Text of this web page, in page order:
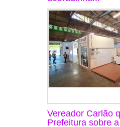
Vereador Carlão
Prefeitura sobre